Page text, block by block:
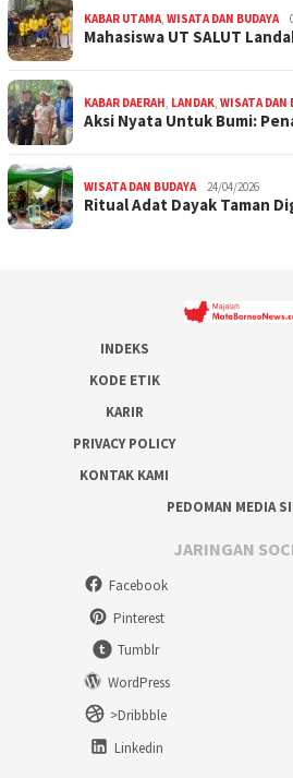
KABAR UTAMA WISATA DAN BUDAYA
Mahasiswa UT SALUT
KABAR DAERAH LANDAK WISATA DAN
Aksi Nyata Untuk Bumi:
WISATA DAN BUDAYA 24/04/2026
Ritual Adat Dayak Taman
INDEKS
KODE ETIK
KARIR
PRIVACY POLICY
KONTAK KAMI
PEDOMAN MEDIA
JARINGAN
Facebook
Pinterest
Tumblr
WordPress
>Dribbble
Linkedin